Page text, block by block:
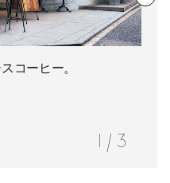
コーヒー。
/ 3